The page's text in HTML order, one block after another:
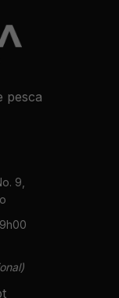
pesca
9,